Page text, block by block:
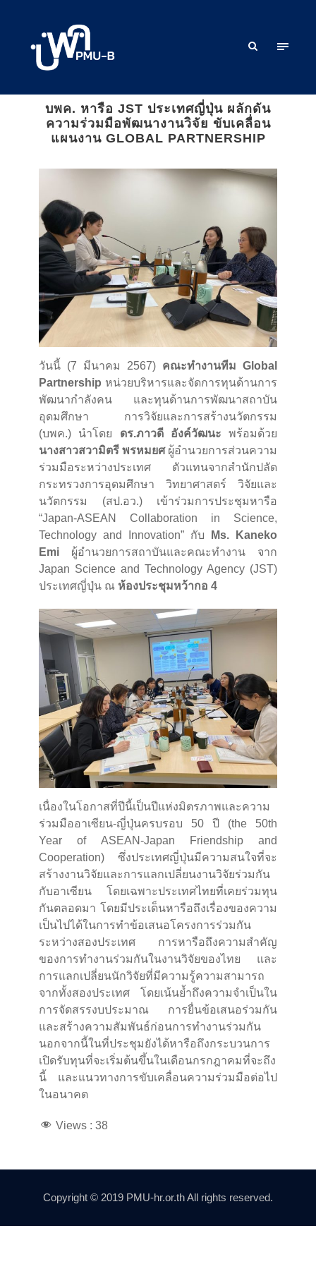
บพค. หารือ JST ประเทศญี่ปุ่น ผลักดัน
ความร่วมมือพัฒนางานวิจัย ขับเคลื่อน
แผนงาน GLOBAL PARTNERSHIP
วันนี้ (7 มีนาคม 2567) คณะทำงานทีม Global
Partnership หน่วยบริหารและจัดการทุนด้านการ
พัฒนากำลังคน และทุนด้านการพัฒนาสถาบัน
อุดมศึกษา การวิจัยและการสร้างนวัตกรรม
(บพค.) นำโดย ดร.ภาวดี อังค์วัฒนะ พร้อมด้วย
นางสาวสวามิตรี พรหมยศผู้อำนวยการส่วนความ
ร่วมมือระหว่างประเทศ ตัวแทนจากสำนักปลัด
กระทรวงการอุดมศึกษา วิทยาศาสตร์ วิจัยและ
นวัตกรรม (สป.อว.) เข้าร่วมการประชุมหารือ
“Japan-ASEAN Collaboration in Science,
Technology and Innovation” กับ
Ms. Kaneko
Emi ผู้อำนวยการสถาบันและคณะทำงาน จาก
Japan Science and Technology Agency (JST)
ประเทศญี่ปุ่น ณ ห้องประชุมหว้ากอ 4
เนื่องในโอกาสที่ปีนี้เป็นปีแห่งมิตรภาพและความ
ร่วมมืออาเซียน-ญี่ปุ่นครบรอบ 50 ปี (the 50th
Year of ASEAN-Japan Friendship and
Cooperation) ซึ่งประเทศญี่ปุ่นมีความสนใจที่จะ
สร้างงานวิจัยและการแลกเปลี่ยนงานวิจัยร่วมกัน
กับอาเซียน โดยเฉพาะประเทศไทยที่เคยร่วมทุน
กันตลอดมา โดยมีประเด็นหารือถึงเรื่องของความ
เป็นไปได้ในการทำข้อเสนอโครงการร่วมกัน
ระหว่างสองประเทศ การหารือถึงความสำคัญ
ของการทำงานร่วมกันในงานวิจัยของไทย และ
การแลกเปลี่ยนนักวิจัยที่มีความรู้ความสามารถ
จากทั้งสองประเทศ โดยเน้นย้ำถึงความจำเป็นใน
การจัดสรรงบประมาณ การยื่นข้อเสนอร่วมกัน
และสร้างความสัมพันธ์ก่อนการทำงานร่วมกัน
นอกจากนี้ในที่ประชุมยังได้หารือถึงกระบวนการ
เปิดรับทุนที่จะเริ่มต้นขึ้นในเดือนกรกฎาคมที่จะถึง
นี้ และแนวทางการขับเคลื่อนความร่วมมือต่อไป
ในอนาคต
Views : 38
Copyright © 2019 PMU-hr.or.th All rights reserved.